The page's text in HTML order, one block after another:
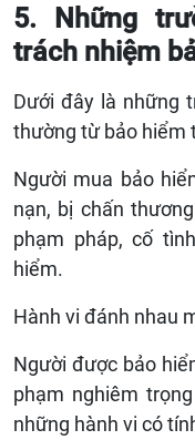
5. Những
trách nhiệm
Dưới đây là những
thường từ bảo hiểm
Người mua bảo
nạn, bị chấn
phạm pháp, cố
hiểm.
Hành vi đánh nhau
Người được bảo
phạm nghiêm
những hành vi có